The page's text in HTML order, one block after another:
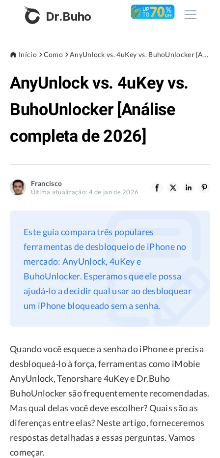
Dr.Buho
Produtos
BuhoCleaner
BuhoRepair
BuhoLaunchpad
Loja
Blog
Privacidade
Refund
Início Como AnyUnlock vs. 4uKey vs. BuhoUnlocker [Análise completa de 2026]
AnyUnlock vs. 4uKey vs.
BuhoUnlocker [Análise
completa de 2026]
Francisco
Última atualização: 4 de jan de 2026
Este guia compara três populares
ferramentas de desbloqueio de iPhone no
mercado: AnyUnlock, 4uKey e
BuhoUnlocker. Esperamos que ele possa
ajudá-lo a decidir qual usar ao desbloquear
um iPhone bloqueado sem a senha.
Quando você esquece a senha do iPhone e precisa
desbloqueá-lo à força, ferramentas como iMobie
AnyUnlock, Tenorshare 4uKey e Dr.Buho
BuhoUnlocker são frequentemente recomendadas.
Mas qual delas você deve escolher? Quais são as
diferenças entre elas? Neste artigo, forneceremos
respostas detalhadas a essas perguntas. Vamos
começar.